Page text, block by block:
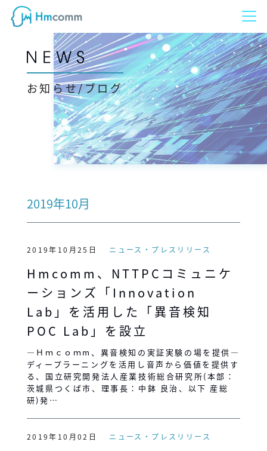
お知らせ/ブログ
2019年10月
2019年10月25日 ニュース・プレスリリース
Hmcomm、NTTPCコミュニケ
ーションズ「Innovation
Lab」を活用した「異音検知
POC Lab」を設立
―Ｈｍｃｏｍm、異音検知の実証実験の場を提供―
ディープラーニングを活用し音声から価値を提供す
る、国立研究開発法人産業技術総合研究所(本部：
茨城県つくば市、理事長：中鉢 良治、以下 産総
研)発…
2019年10月02日 ニュース・プレスリリース